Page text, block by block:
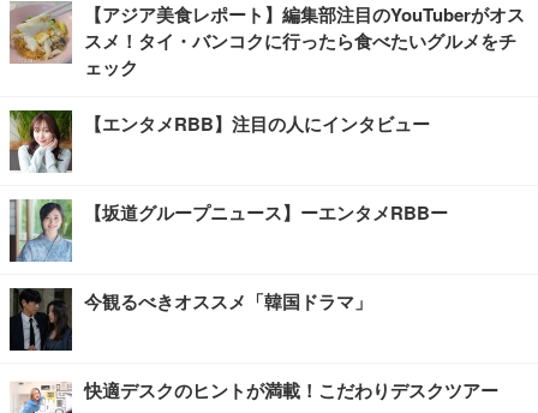
【アジア美食レポート】編集部注目のYouTuberがオス
スメ！タイ・バンコクに行ったら食べたいグルメをチ
ェック
【エンタメRBB】注目の人にインタビュー
【坂道グループニュース】ーエンタメRBBー
今観るべきオススメ「韓国ドラマ」
快適デスクのヒントが満載！こだわりデスクツアー